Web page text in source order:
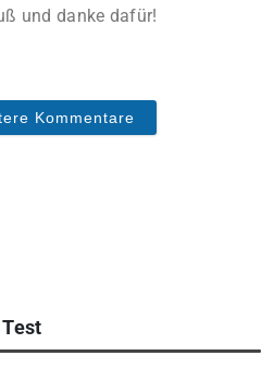
und danke dafür!
Kommentare